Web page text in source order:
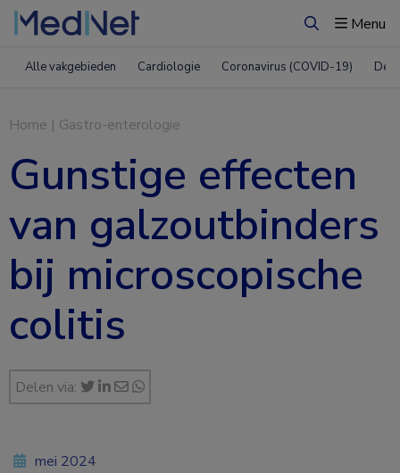
ZoekenMenu
Alle vakgebieden Cardiologie Coronavirus (COVID-19)
Home | Gastro-enterologie
Gunstige effecten
van galzoutbinders
bij microscopische
colitis
Delen via:
mei 2024